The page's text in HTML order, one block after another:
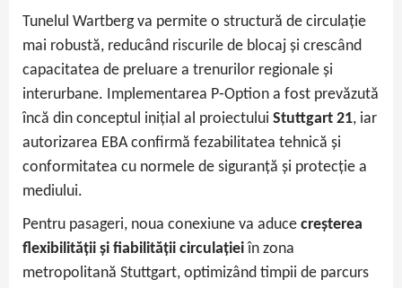
Tunelul Wartberg va permite o structură de circulație
mai robustă, reducând riscurile de blocaj și crescând
capacitatea de preluare a trenurilor regionale și
interurbane. Implementarea P‑Option a fost prevăzută
încă din conceptul inițial al proiectului Stuttgart 21, iar
autorizarea EBA confirmă fezabilitatea tehnică și
conformitatea cu normele de siguranță și protecție a
mediului.
Pentru pasageri, noua conexiune va aduce creșterea
flexibilității și fiabilității circulațieiîn zona
metropolitană Stuttgart, optimizând timpii de parcurs